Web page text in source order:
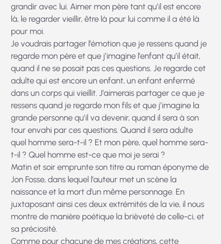
grandir avec lui. Aimer mon père tant qu’il est encore
là, le regarder vieillir, être là pour lui comme il a été là
pour moi.
Je voudrais partager l’émotion que je ressens quand je
regarde mon père et que j’imagine l’enfant qu’il était,
quand il ne se posait pas ces questions. Je regarde cet
adulte qui est encore un enfant, un enfant enfermé
dans un corps qui vieillit. J’aimerais partager ce que je
ressens quand je regarde mon fils et que j’imagine la
grande personne qu’il va devenir, quand il sera à son
tour envahi par ces questions. Quand il sera adulte
quel homme sera-t-il ? Et mon père, quel homme sera-
t-il ? Quel homme est-ce que moi je serai ?
Matin et soir emprunte son titre au roman éponyme de
Jon Fosse, dans lequel l’auteur met un scène la
naissance et la mort d’un même personnage. En
juxtaposant ainsi ces deux extrémités de la vie, il nous
montre de manière poétique la brièveté de celle-ci, et
sa préciosité.
Comme pour chacune de mes créations, cette